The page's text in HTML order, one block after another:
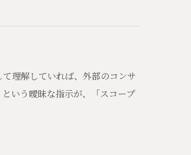
理解していれば、外部のコンサ
いう曖昧な指示が、「スコープ